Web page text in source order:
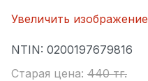
Увеличить изображение
NTIN: 0200197679816
Старая цена: 440 тг.